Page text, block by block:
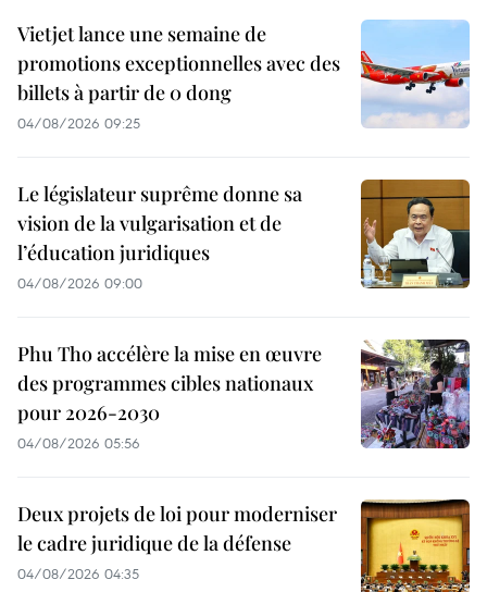
Vietjet lance une semaine de
promotions exceptionnelles avec des
billets à partir de 0 dong
04/08/2026 09:25
Le législateur suprême donne sa
vision de la vulgarisation et de
l’éducation juridiques
04/08/2026 09:00
Phu Tho accélère la mise en œuvre
des programmes cibles nationaux
pour 2026-2030
04/08/2026 05:56
Deux projets de loi pour moderniser
le cadre juridique de la défense
04/08/2026 04:35